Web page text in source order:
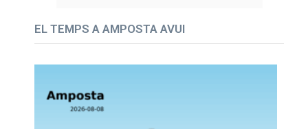
EL TEMPS A AMPOSTA AVUI